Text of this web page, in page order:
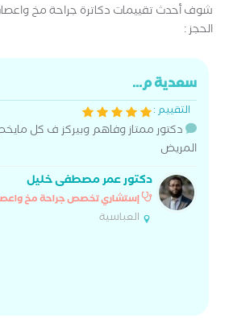
شوف أحدث تقييمات دكاترة جراحة مخ
الحجز :
سعدية م...
التقييم :
دكتور ممتاز وفاهم وبيركز ف كل
المريض
دكتور عمر مصطفى خليل
إستشاري تخصص جراحة مخ
العباسية